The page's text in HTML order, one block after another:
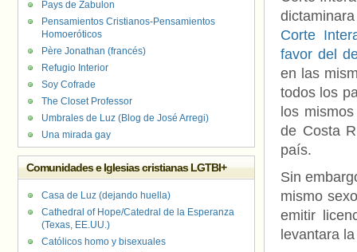
Corte
favor del
en las
todos los
los
de Costa
país.
Sin
mismo
emitir
levantara
Pays de Zabulon
Pensamientos Cristianos-Pensamientos
Homoeróticos
Père Jonathan (francés)
Refugio Interior
Soy Cofrade
The Closet Professor
Umbrales de Luz (Blog de José Arregi)
Una mirada gay
Comunidades e Iglesias cristianas LGTBI+
Casa de Luz (dejando huella)
Cathedral of Hope/Catedral de la Esperanza
(Texas, EE.UU.)
Católicos homo y bisexuales